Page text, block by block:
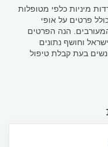
מיניות כלפי מטופלות
פרטים על אופי
הנה הפרטים
וחושף נתונים
בעת קבלת טיפול